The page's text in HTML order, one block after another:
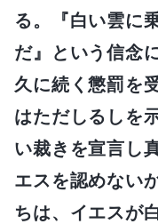
る。『白い雲に
だ』という信念
久に続く懲罰を
はただしるしを
い裁きを宣言し
エスを認めない
ちは、イエスが